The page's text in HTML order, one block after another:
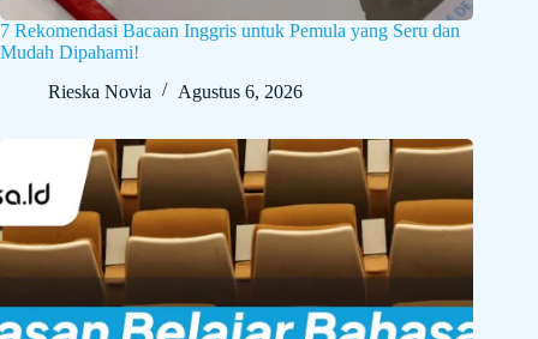
7 Rekomendasi Bacaan Inggris untuk Pemula yang Seru dan
Mudah Dipahami!
Rieska Novia
Agustus 6, 2026